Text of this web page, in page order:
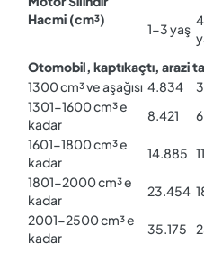
Hacmi (cm³)
1-3 yaş
Otomobil, kaptıkaçtı, arazi
1300 cm³ ve aşağısı 4.834
1301-1600 cm³ e
kadar
8.421
1601-1800 cm³ e
kadar
14.885
1801-2000 cm³ e
kadar
23.454
2001-2500 cm³ e
kadar
35.175